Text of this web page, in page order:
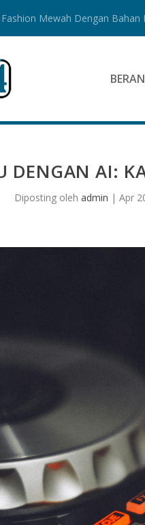
Mewah Dengan Bahan
DENGAN AI:
Diposting oleh admin | Apr